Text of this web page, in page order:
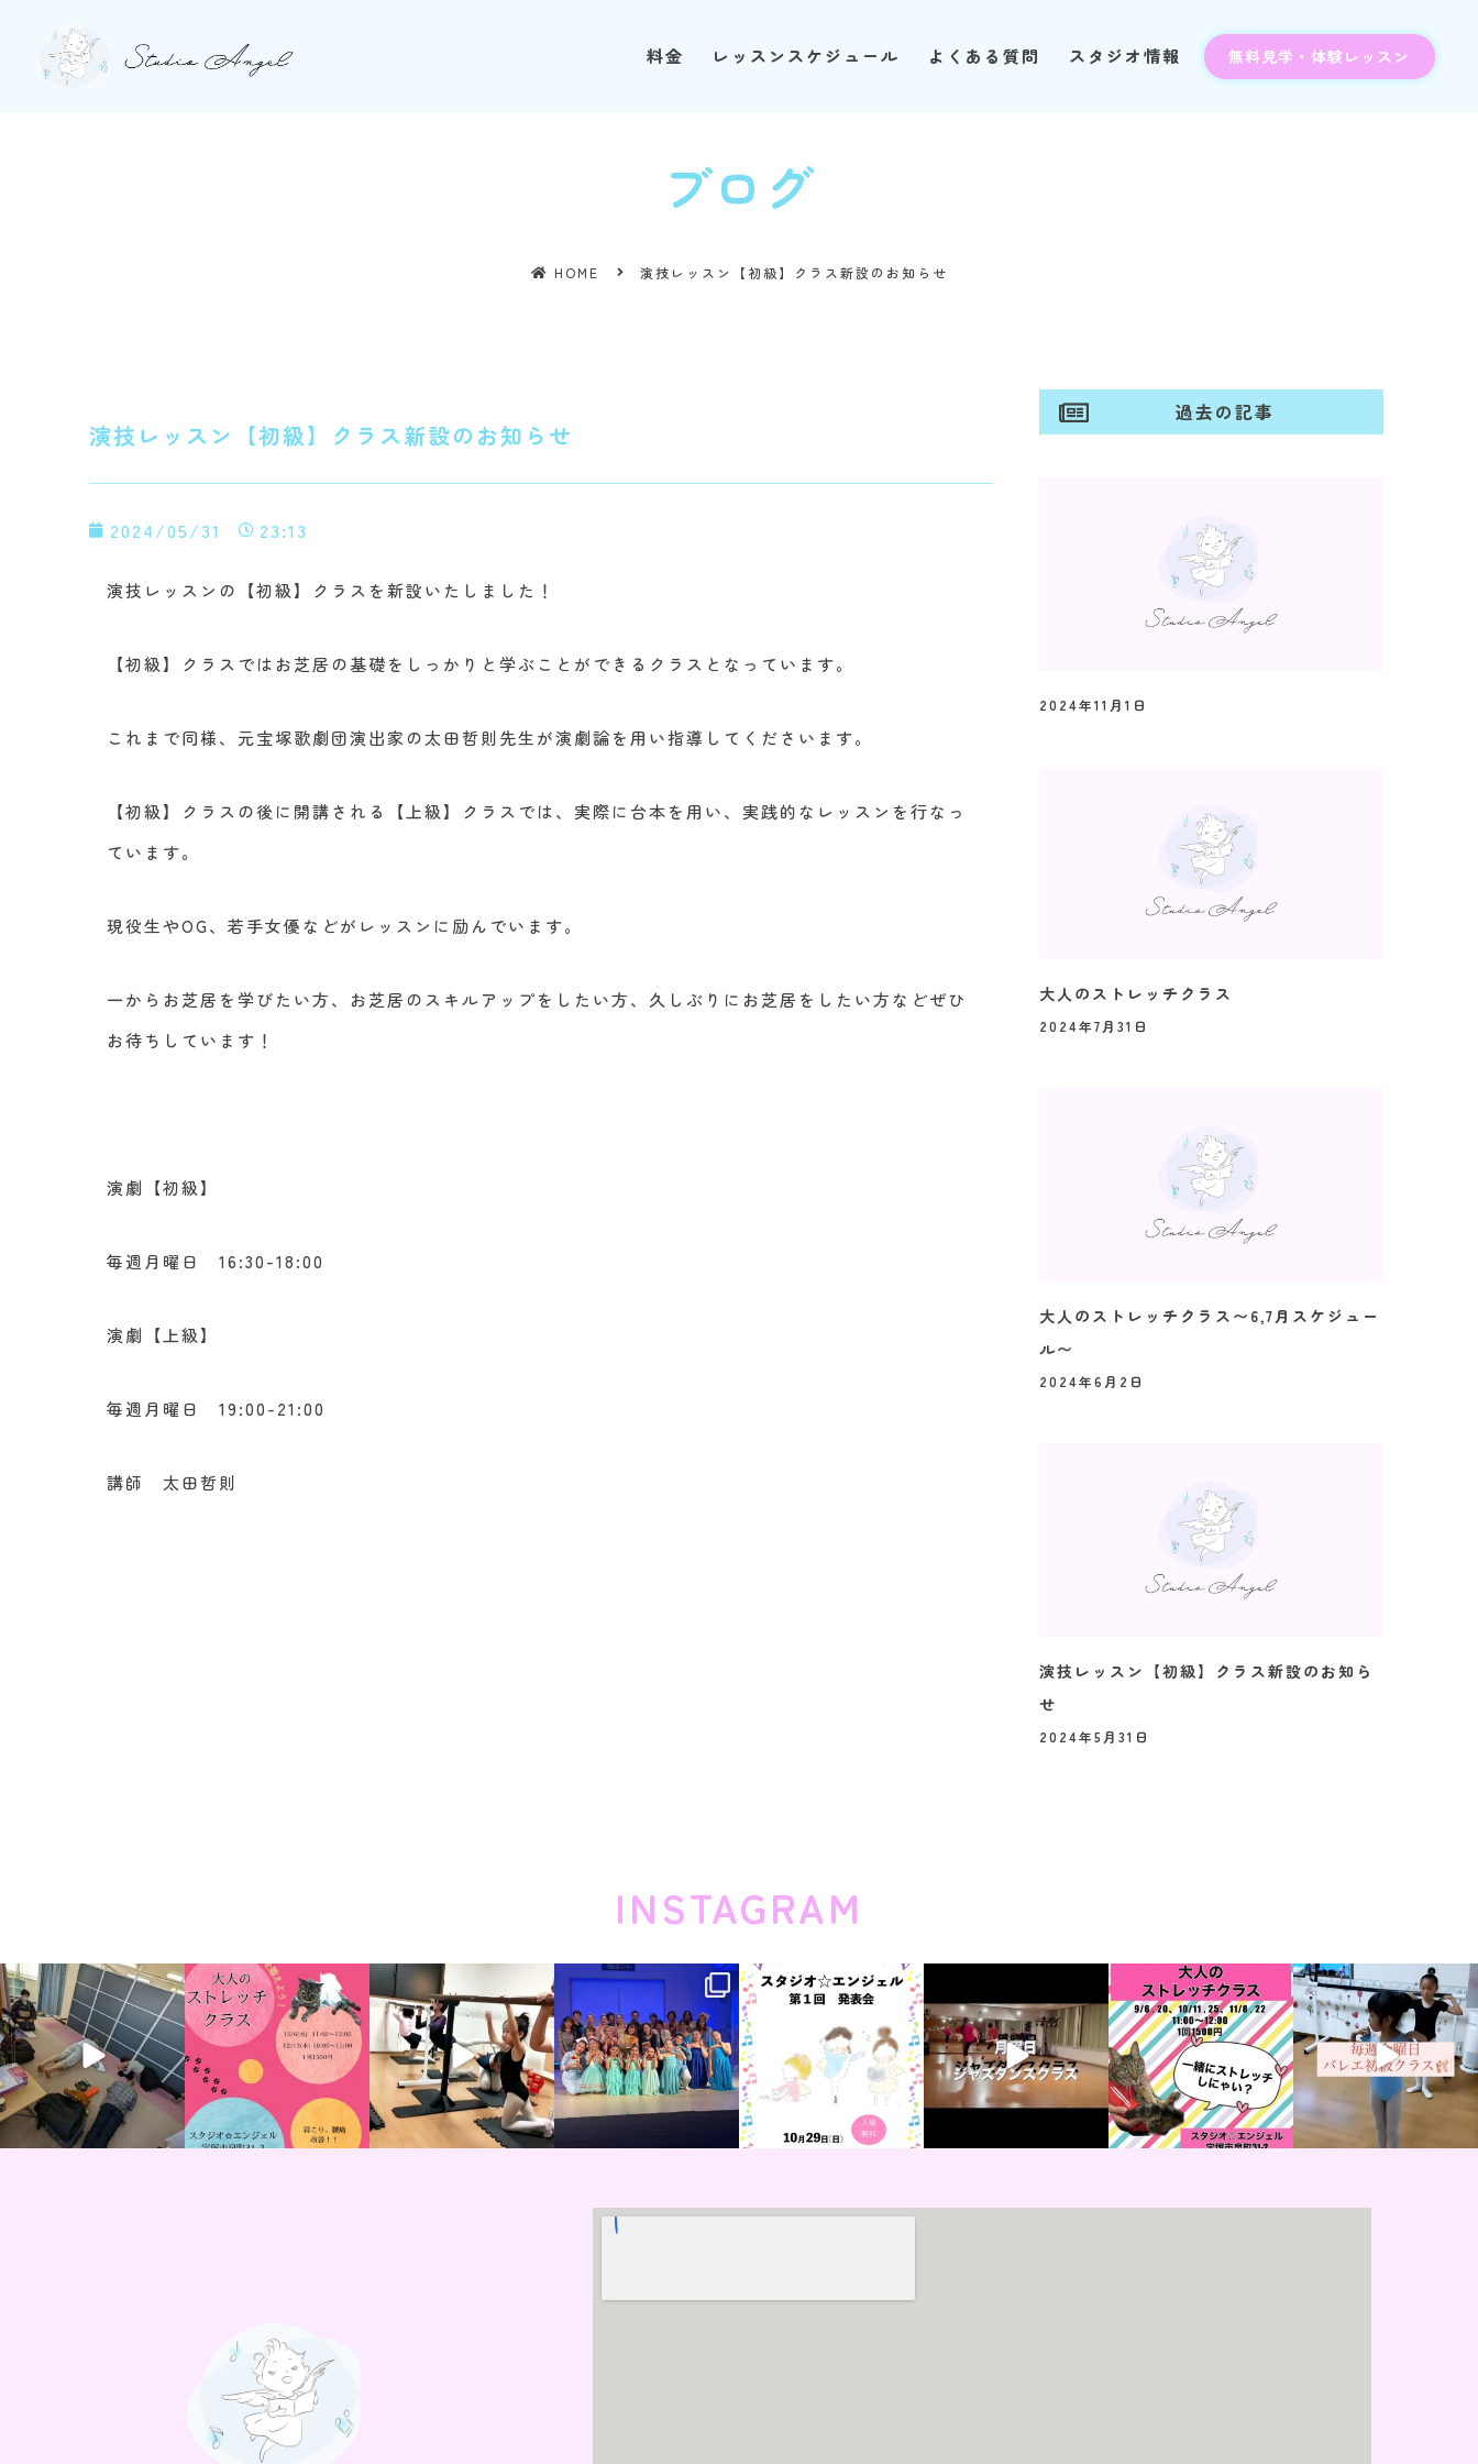
料金 レッスンスケジュール よくある質問 スタジオ情報 無料見学・体験レッスン
料金 レッスンスケジュール よくある質問 スタジオ情報 無料見学・体験レッスン
ブログ
HOME 演技レッスン【初級】クラス新設のお知らせ
演技レッスン【初級】クラス新設のお知らせ
2024/05/31 23:13
演技レッスンの【初級】クラスを新設いたしました！
【初級】クラスではお芝居の基礎をしっかりと学ぶことができるクラスとなっています。
これまで同様、元宝塚歌劇団演出家の太田哲則先生が演劇論を用い指導してくださいます。
【初級】クラスの後に開講される【上級】クラスでは、実際に台本を用い、実践的なレッスンを行なっ
ています。
現役生やOG、若手女優などがレッスンに励んでいます。
一からお芝居を学びたい方、お芝居のスキルアップをしたい方、久しぶりにお芝居をしたい方などぜひ
お待ちしています！
演劇【初級】
毎週月曜日 16:30-18:00
演劇【上級】
毎週月曜日 19:00-21:00
講師 太田哲則
過去の記事
2024年11月1日
大人のストレッチクラス
2024年7月31日
大人のストレッチクラス〜6,7月スケジュー
ル〜
2024年6月2日
演技レッスン【初級】クラス新設のお知ら
せ
2024年5月31日
INSTAGRAM
studioangel.takarazu
ka
12月 19
studioangel.takarazu
ka
11月 29
studioangel.takarazu
ka
11月 16
studioangel.takarazu studioangel.takarazu
ka
9月 14
studioangel.takarazu
ka
8月 24
studioangel.takarazu
ka
7月 20